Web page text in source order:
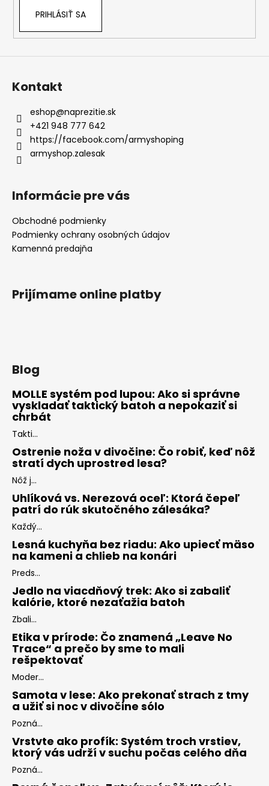
v
ý
PRIHLÁSIŤ SA
Kontakt
eshop@naprezitie.sk
+421 948 777 642
https://facebook.com/armyshoping
armyshop.zalesak
Informácie pre vás
Obchodné podmienky
Podmienky ochrany osobných údajov
Kamenná predajňa
Prijímame online platby
Blog
MOLLE systém pod lupou: Ako si správne
vyskladať taktický batoh a nepokaziť si
chrbát
Takti...
Ostrenie noža v divočine: Čo robiť, keď nôž
stratí dych uprostred lesa?
Nôž j...
Uhlíková vs. Nerezová oceľ: Ktorá čepeľ
patrí do rúk skutočného zálesáka?
Každý...
Lesná kuchyňa bez riadu: Ako upiecť mäso
na kameni a chlieb na konári
Preds...
Jedlo na viacdňový trek: Ako si zabaliť
kalórie, ktoré nezaťažia batoh
Zbali...
Etika v prírode: Čo znamená „Leave No
Trace“ a prečo by sme to mali
rešpektovať
Moder...
Samota v lese: Ako prekonať strach z tmy
a užiť si noc v divočine sólo
Pozná...
Vrstvte ako profík: Systém troch vrstiev,
ktorý vás udrží v suchu počas celého dňa
Pozná...